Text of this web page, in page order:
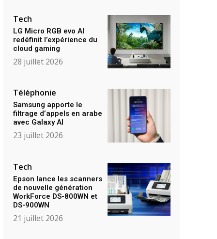
Tech
LG Micro RGB evo AI
redéfinit l’expérience du
cloud gaming
28 juillet 2026
Téléphonie
Samsung apporte le
filtrage d’appels en arabe
avec Galaxy AI
23 juillet 2026
Tech
Epson lance les scanners
de nouvelle génération
WorkForce DS-800WN et
DS-900WN
21 juillet 2026